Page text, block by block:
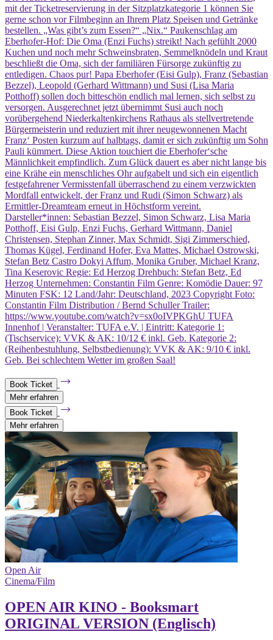
mit der Ticketreservierung in der Sitzplatzkategorie 1 können Sie
gerne schon vor Filmbeginn an Ihrem Platz Speisen und Getränke
bestellen. „Was gibt’s zum Essen?“ „Nix.“ Paukenschlag am
Eberhofer-Hof: Die Oma (Enzi Fuchs) streikt! Nach gefühlt 2000
Kuchen und noch mehr Schweinsbraten, Semmelknödeln und Kraut
beschließt die Oma, sich der familiären Fürsorge zukünftig zu
entledigen. Chaos pur! Papa Eberhofer (Eisi Gulp), Franz (Sebastian
Bezzel), Leopold (Gerhard Wittmann) und Susi (Lisa Maria
Potthoff) sollen doch bitteschön endlich mal lernen, sich selbst zu
versorgen. Ausgerechnet jetzt übernimmt Susi auch noch
vorübergehend Niederkaltenkirchens Rathaus als stellvertretende
Bürgermeisterin und reduziert mit ihrer neugewonnenen Macht
Franz‘ Posten kurzum auf halbtags, damit er sich zukünftig um Sohn
Pauli kümmert. Diese Aktion touchiert die Eberhofer‘sche
Männlichkeit empfindlich. Zum Glück dauert es aber nicht lange bis
eine Krähe ein menschliches Ohr aufgabelt und sich ein eigentlich
festgefahrener Vermisstenfall überraschend zu einem verzwickten
Mordfall entwickelt, der Franz und Rudi (Simon Schwarz) als
Ermittler-Dreamteam erneut in Höchstform vereint.
Darsteller*innen: Sebastian Bezzel, Simon Schwarz, Lisa Maria
Potthoff, Eisi Gulp, Enzi Fuchs, Gerhard Wittmann, Daniel
Christensen, Stephan Zinner, Max Schmidt, Sigi Zimmerschied,
Thomas Kügel, Ferdinand Hofer, Eva Mattes, Michael Ostrowski,
Stefan Betz Castro Dokyi Affum, Monika Gruber, Michael Kranz,
Tina Keserovic Regie: Ed Herzog Drehbuch: Stefan Betz, Ed
Herzog Unternehmen: Constantin Film Genre: Komödie Dauer: 97
Minuten FSK: 12 Land/Jahr: Deutschland, 2023 Copyright Foto:
Constantin Film Distribution / Bernd Schuller Trailer:
https://www.youtube.com/watch?v=sx0oIVPKGhU TUFA
Innenhof | Veranstalter: TUFA e.V. | Eintritt: Kategorie 1:
(Tischservice): VVK & AK: 10/12 € inkl. Geb. Kategorie 2:
(Reihenbestuhlung, Selbstbedienung): VVK & AK: 9/10 € inkl.
Geb. Bei schlechtem Wetter im großen Saal!
Book Ticket
Mehr erfahren
Book Ticket
Mehr erfahren
Open Air
Cinema/Film
OPEN AIR KINO - Booksmart
ORIGINAL VERSION (Englisch)